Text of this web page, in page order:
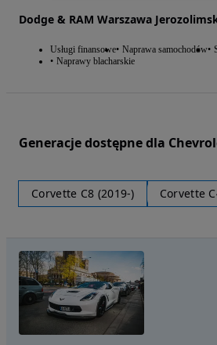
Dodge & RAM Warszawa
Usługi finansowe Naprawa samochodów
Naprawy blacharskie
Generacje dostępne dla
Corvette C8 (2019-) Corvette